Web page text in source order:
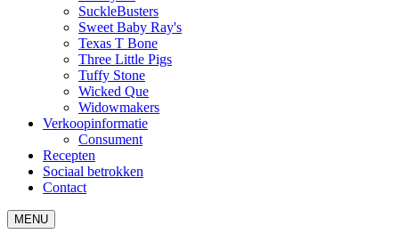
SuckleBusters
Sweet Baby Ray's
Texas T Bone
Three Little Pigs
Tuffy Stone
Wicked Que
Widowmakers
Verkoopinformatie
Consument
Recepten
Sociaal betrokken
Contact
MENU